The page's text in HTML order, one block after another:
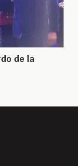
de la